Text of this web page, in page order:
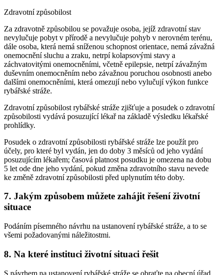
Zdravotní způsobilost
Za zdravotně způsobilou se považuje osoba, jejíž zdravotní stav
nevylučuje pobyt v přírodě a nevylučuje pohyb v nerovném terénu,
dále osoba, která nemá sníženou schopnost orientace, nemá závažná
onemocnění sluchu a zraku, netrpí kolapsovými stavy a
záchvatovitými onemocněními, včetně epilepsie, netrpí závažným
duševním onemocněním nebo závažnou poruchou osobnosti anebo
dalšími onemocněními, která omezují nebo vylučují výkon funkce
rybářské stráže.
Zdravotní způsobilost rybářské stráže zjišťuje a posudek o zdravotní
způsobilosti vydává posuzující lékař na základě výsledku lékařské
prohlídky.
Posudek o zdravotní způsobilosti rybářské stráže lze použít pro
účely, pro které byl vydán, jen do doby 3 měsíců od jeho vydání
posuzujícím lékařem; časová platnost posudku je omezena na dobu
5 let ode dne jeho vydání, pokud změna zdravotního stavu nevede
ke změně zdravotní způsobilosti před uplynutím této doby.
7. Jakým způsobem můžete zahájit řešení životní
situace
Podáním písemného návrhu na ustanovení rybářské stráže, a to se
všemi požadovanými náležitostmi.
8. Na které instituci životní situaci řešit
S návrhem na ustanovení rybářské stráže se obraťte na obecní úřad